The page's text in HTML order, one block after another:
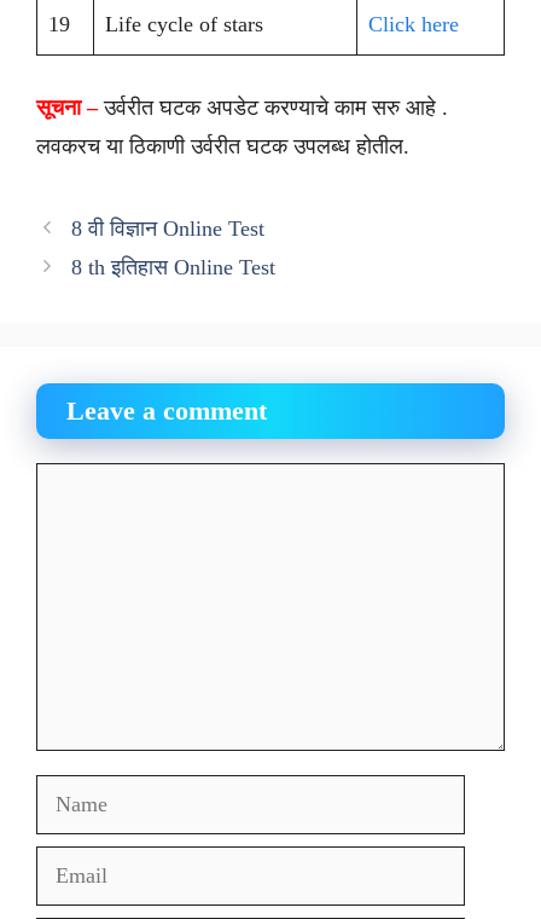
19 Life cycle of stars Click here
सूचना –उर्वरीत घटक अपडेट करण्याचे काम सरु आहे .
लवकरच या ठिकाणी उर्वरीत घटक उपलब्ध होतील.
8 वी विज्ञान Online Test
8 th इतिहास Online Test
Leave a comment
Name
Email